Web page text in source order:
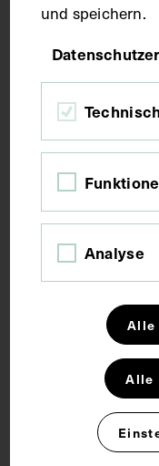
Bildmaß inkl.
Kurzbeschreibung
Neg II 258 Neg I 45/
Schlagwörter
Allgemeinmedizin
und speichern.
Analyse
Alle
Alle